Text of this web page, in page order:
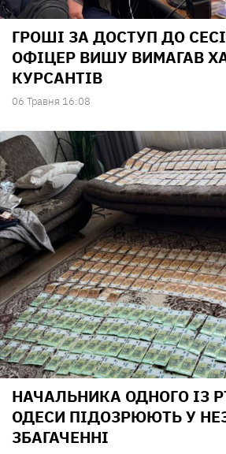
ГРОШІ ЗА ДОСТУП ДО
ОФІЦЕР ВИШУ ВИМАГАВ
КУРСАНТІВ
06 Травня 16:08
НАЧАЛЬНИКА ОДНОГО ІЗ
ОДЕСИ ПІДОЗРЮЮТЬ У
ЗБАГАЧЕННІ